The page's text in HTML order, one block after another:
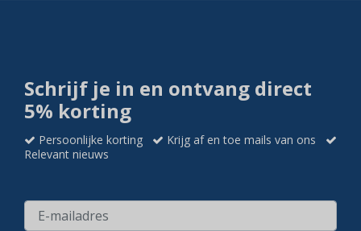
Schrijf je in en ontvang direct
5% korting
Persoonlijke korting
Krijg af en toe mails van ons
Relevant nieuws